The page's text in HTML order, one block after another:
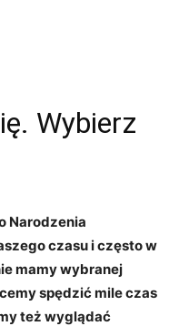
Wybierz
Narodzenia
czasu i często w
mamy wybranej
spędzić mile czas
też wyglądać